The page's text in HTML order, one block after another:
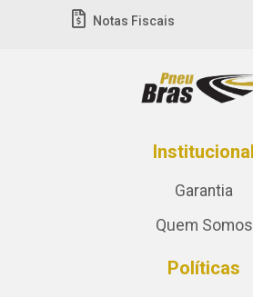
Notas Fiscais
Institucional
Garantia
Quem Somos
Políticas